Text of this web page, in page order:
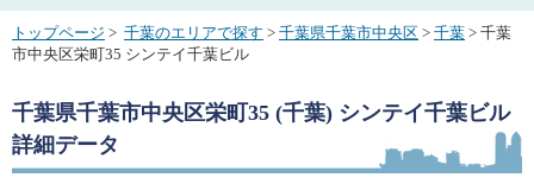
トップページ > 千葉のエリアで探す > 千葉県千葉市中央区 > 千葉 > 千葉
市中央区栄町35 シンテイ千葉ビル
千葉県千葉市中央区栄町35 (千葉) シンテイ千葉ビル
詳細データ